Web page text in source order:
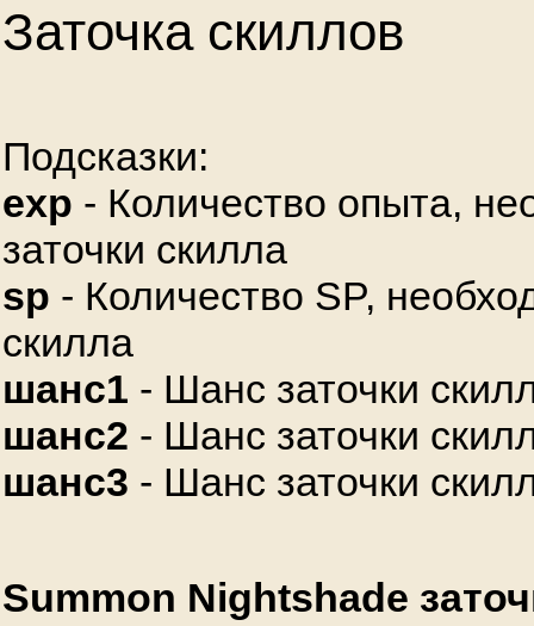
Заточка скиллов
Подсказки:
exp - Количество опыта,
заточки скилла
sp - Количество SP,
скилла
шанс1 - Шанс заточки
шанс2 - Шанс заточки
шанс3 - Шанс заточки
Summon Nightshade